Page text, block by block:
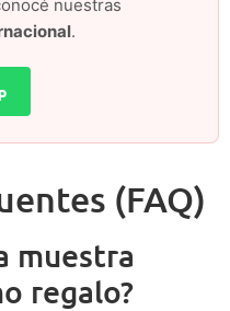
nuestras
.
(FAQ)
muestra
regalo?